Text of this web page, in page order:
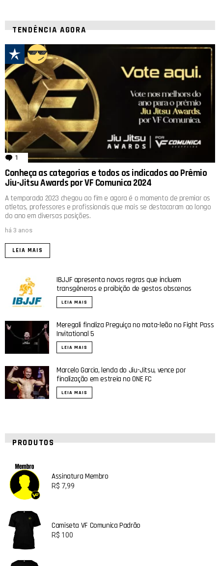
TENDÊNCIA AGORA
1 comentário
Conheça as categorias e todos os indicados ao Prêmio
Jiu-Jitsu Awards por VF Comunica 2024
A temporada 2023 chegou ao fim e agora é o momento de premiar os
atletas, professores e profissionais que mais se destacaram ao longo
do ano em diversas posições.
há 3 anos
LEIA MAIS
IBJJF apresenta novas regras que incluem
transgêneros e proibição de gestos obscenos
LEIA MAIS
Meregali finaliza Preguiça no mata-leão no Fight Pass
Invitational 5
LEIA MAIS
Marcelo Garcia, lenda do Jiu-Jitsu, vence por
finalização em estreia no ONE FC
LEIA MAIS
PRODUTOS
Assinatura Membro
R$ 7,99
Camiseta VF Comunica Padrão
R$ 100